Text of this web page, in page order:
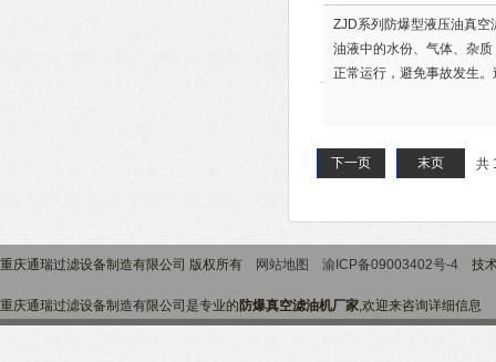
ZJD系列防爆型液压油真
油液中的水份、气体、杂
正常运行，避免事故发生
共
下一页 末页
重庆通瑞过滤设备制造有限公司 版权所有 网站地图 渝ICP备09003402号-4 技
重庆通瑞过滤设备制造有限公司是专业的 防爆真空滤油机厂家,欢迎来咨询详细信息